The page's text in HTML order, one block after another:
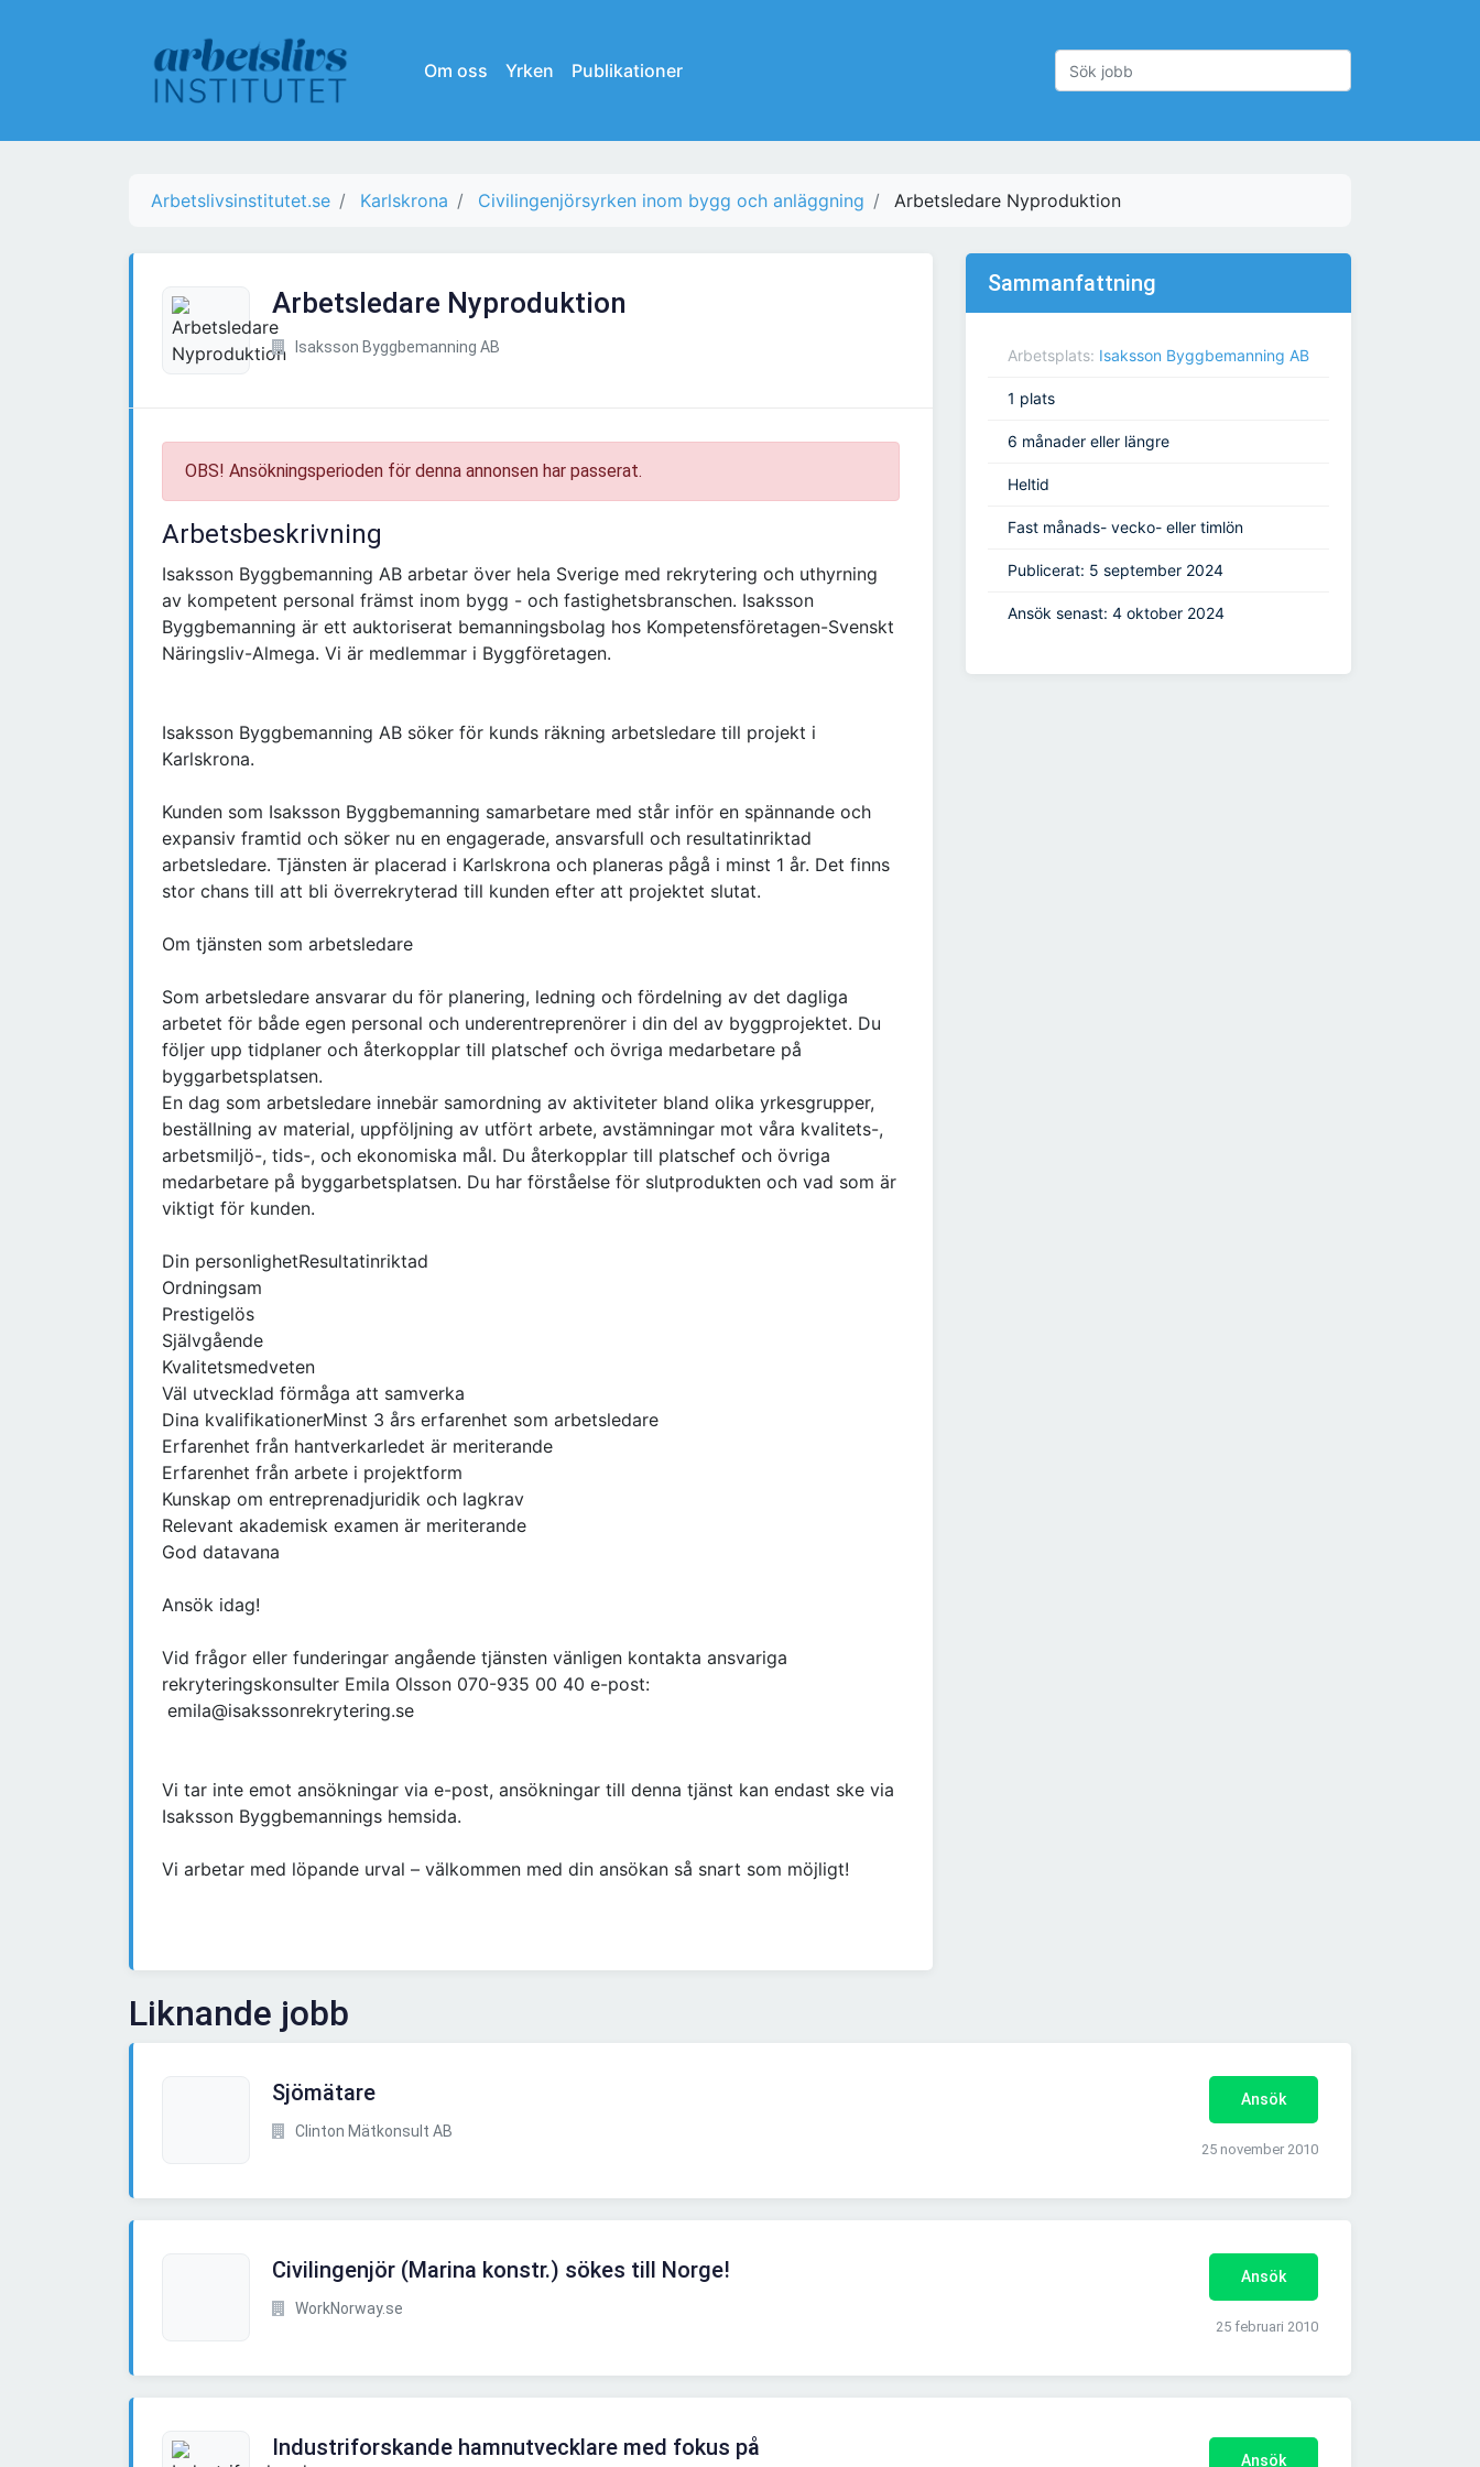
Om oss Yrken Publikationer
Arbetslivsinstitutet.se Karlskrona Civilingenjörsyrken inom bygg och anläggning Arbetsledare Nyproduktion
Arbetsledare Nyproduktion
Isaksson Byggbemanning AB
OBS! Ansökningsperioden för denna annonsen har passerat.
Arbetsbeskrivning
Isaksson Byggbemanning AB arbetar över hela Sverige med rekrytering och uthyrning
av kompetent personal främst inom bygg - och fastighetsbranschen. Isaksson
Byggbemanning är ett auktoriserat bemanningsbolag hos Kompetensföretagen-Svenskt
Näringsliv-Almega. Vi är medlemmar i Byggföretagen.
Isaksson Byggbemanning AB söker för kunds räkning arbetsledare till projekt i
Karlskrona.
Kunden som Isaksson Byggbemanning samarbetare med står inför en spännande och
expansiv framtid och söker nu en engagerade, ansvarsfull och resultatinriktad
arbetsledare. Tjänsten är placerad i Karlskrona och planeras pågå i minst 1 år. Det finns
stor chans till att bli överrekryterad till kunden efter att projektet slutat.
Om tjänsten som arbetsledare
Som arbetsledare ansvarar du för planering, ledning och fördelning av det dagliga
arbetet för både egen personal och underentreprenörer i din del av byggprojektet. Du
följer upp tidplaner och återkopplar till platschef och övriga medarbetare på
byggarbetsplatsen.
En dag som arbetsledare innebär samordning av aktiviteter bland olika yrkesgrupper,
beställning av material, uppföljning av utfört arbete, avstämningar mot våra kvalitets-,
arbetsmiljö-, tids-, och ekonomiska mål. Du återkopplar till platschef och övriga
medarbetare på byggarbetsplatsen. Du har förståelse för slutprodukten och vad som är
viktigt för kunden.
Din personlighetResultatinriktad
Ordningsam
Prestigelös
Självgående
Kvalitetsmedveten
Väl utvecklad förmåga att samverka
Dina kvalifikationerMinst 3 års erfarenhet som arbetsledare
Erfarenhet från hantverkarledet är meriterande
Erfarenhet från arbete i projektform
Kunskap om entreprenadjuridik och lagkrav
Relevant akademisk examen är meriterande
God datavana
Ansök idag!
Vid frågor eller funderingar angående tjänsten vänligen kontakta ansvariga
rekryteringskonsulter Emila Olsson 070-935 00 40 e-post:
emila@isakssonrekrytering.se
Vi tar inte emot ansökningar via e-post, ansökningar till denna tjänst kan endast ske via
Isaksson Byggbemannings hemsida.
Vi arbetar med löpande urval – välkommen med din ansökan så snart som möjligt!
Sammanfattning
Arbetsplats: Isaksson Byggbemanning AB
1 plats
6 månader eller längre
Heltid
Fast månads- vecko- eller timlön
Publicerat: 5 september 2024
Ansök senast: 4 oktober 2024
Liknande jobb
Sjömätare
Clinton Mätkonsult AB
Ansök
25 november 2010
Civilingenjör (Marina konstr.) sökes till Norge!
WorkNorway.se
Ansök
25 februari 2010
Industriforskande hamnutvecklare med fokus på
Ansök